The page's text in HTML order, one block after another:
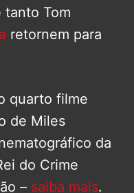
tanto Tom
retornem para
quarto filme
de Miles
da
do Crime
– saiba mais.